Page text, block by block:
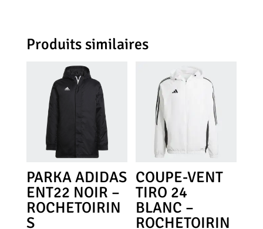
Produits similaires
PARKA ADIDAS
ENT22 NOIR –
ROCHETOIRIN
S
COUPE-VENT
TIRO 24
BLANC –
ROCHETOIRIN